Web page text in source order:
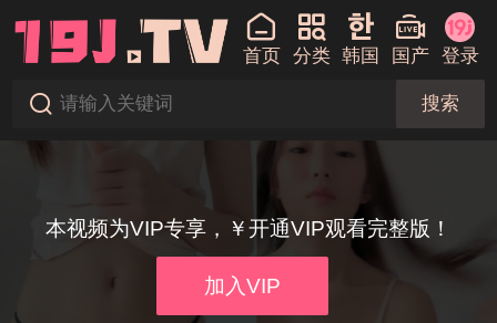
首页 分类 韩国 国产 登录
搜索
本视频为VIP专享，￥开通VIP观看完整版！
加入VIP